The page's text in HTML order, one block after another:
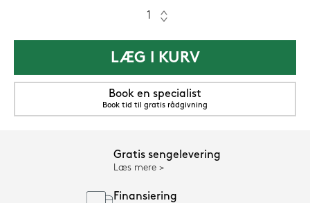
LÆG I KURV
Book en specialist
Book tid til gratis rådgivning
Gratis sengelevering
Læs mere
Finansiering